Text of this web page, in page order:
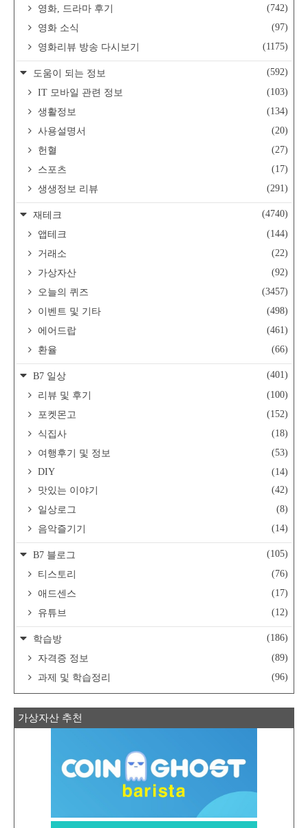
영화, 드라마 후기
(742)
영화 소식
(97)
영화리뷰 방송 다시보기
(1175)
도움이 되는 정보
(592)
IT 모바일 관련 정보
(103)
생활정보
(134)
사용설명서
(20)
헌혈
(27)
스포츠
(17)
생생정보 리뷰
(291)
재테크
(4740)
앱테크
(144)
거래소
(22)
가상자산
(92)
오늘의 퀴즈
(3457)
이벤트 및 기타
(498)
에어드랍
(461)
환율
(66)
B7 일상
(401)
리뷰 및 후기
(100)
포켓몬고
(152)
식집사
(18)
여행후기 및 정보
(53)
DIY
(14)
맛있는 이야기
(42)
일상로그
(8)
음악즐기기
(14)
B7 블로그
(105)
티스토리
(76)
애드센스
(17)
유튜브
(12)
학습방
(186)
자격증 정보
(89)
과제 및 학습정리
(96)
가상자산 추천